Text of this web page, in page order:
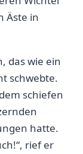
Äste in
das wie ein
schwebte.
schiefen
hatte.
rief er